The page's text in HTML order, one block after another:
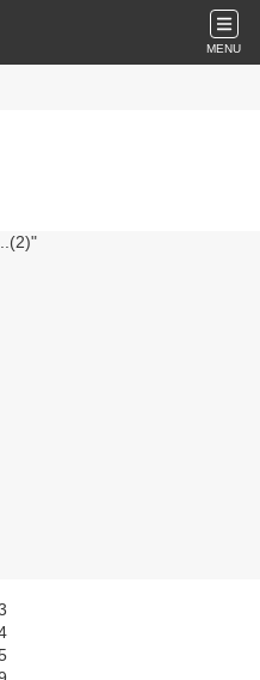
MENU